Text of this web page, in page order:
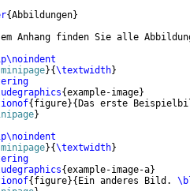
{Abbildungen}
Anhang finden Sie alle
minipage}{\textwidth}
{example-image}
{ figure}{ Das erste
}
minipage}{\textwidth}
{example-image-a}
{ figure}{ Ein anderes Bild.